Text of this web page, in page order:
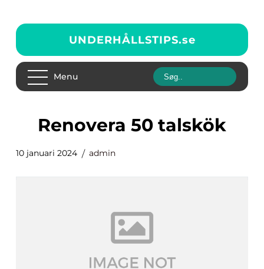
UNDERHÅLLSTIPS.se
Menu
renovera 50 talskök
10 januari 2024 admin